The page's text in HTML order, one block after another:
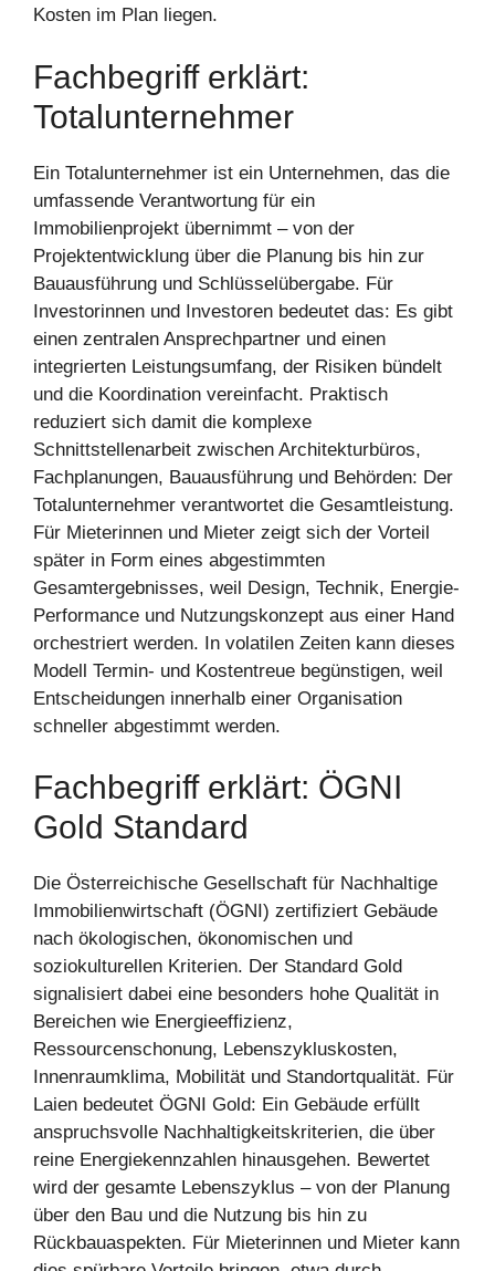
Kosten im Plan liegen.
Fachbegriff erklärt:
Totalunternehmer
Ein Totalunternehmer ist ein Unternehmen, das die
umfassende Verantwortung für ein
Immobilienprojekt übernimmt – von der
Projektentwicklung über die Planung bis hin zur
Bauausführung und Schlüsselübergabe. Für
Investorinnen und Investoren bedeutet das: Es gibt
einen zentralen Ansprechpartner und einen
integrierten Leistungsumfang, der Risiken bündelt
und die Koordination vereinfacht. Praktisch
reduziert sich damit die komplexe
Schnittstellenarbeit zwischen Architekturbüros,
Fachplanungen, Bauausführung und Behörden: Der
Totalunternehmer verantwortet die Gesamtleistung.
Für Mieterinnen und Mieter zeigt sich der Vorteil
später in Form eines abgestimmten
Gesamtergebnisses, weil Design, Technik, Energie-
Performance und Nutzungskonzept aus einer Hand
orchestriert werden. In volatilen Zeiten kann dieses
Modell Termin- und Kostentreue begünstigen, weil
Entscheidungen innerhalb einer Organisation
schneller abgestimmt werden.
Fachbegriff erklärt: ÖGNI
Gold Standard
Die Österreichische Gesellschaft für Nachhaltige
Immobilienwirtschaft (ÖGNI) zertifiziert Gebäude
nach ökologischen, ökonomischen und
soziokulturellen Kriterien. Der Standard Gold
signalisiert dabei eine besonders hohe Qualität in
Bereichen wie Energieeffizienz,
Ressourcenschonung, Lebenszykluskosten,
Innenraumklima, Mobilität und Standortqualität. Für
Laien bedeutet ÖGNI Gold: Ein Gebäude erfüllt
anspruchsvolle Nachhaltigkeitskriterien, die über
reine Energiekennzahlen hinausgehen. Bewertet
wird der gesamte Lebenszyklus – von der Planung
über den Bau und die Nutzung bis hin zu
Rückbauaspekten. Für Mieterinnen und Mieter kann